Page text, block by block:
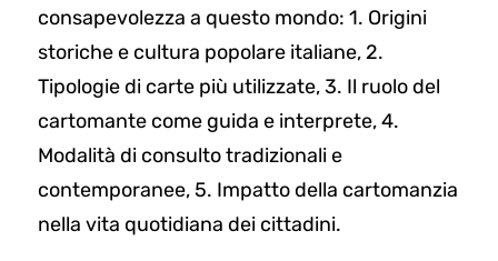
consapevolezza a questo mondo: 1. Origini
storiche e cultura popolare italiane, 2.
Tipologie di carte più utilizzate, 3. Il ruolo del
cartomante come guida e interprete, 4.
Modalità di consulto tradizionali e
contemporanee, 5. Impatto della cartomanzia
nella vita quotidiana dei cittadini.